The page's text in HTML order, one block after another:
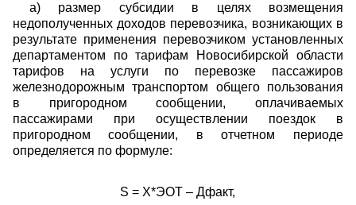
а) размер субсидии в целях возмещения
недополученных доходов перевозчика, возникающих в
результате применения перевозчиком установленных
департаментом по тарифам Новосибирской области
тарифов на услуги по перевозке пассажиров
железнодорожным транспортом общего пользования
в пригородном сообщении, оплачиваемых
пассажирами при осуществлении поездок в
пригородном сообщении, в отчетном периоде
определяется по формуле:
S = X*ЭОТ – Дфакт,